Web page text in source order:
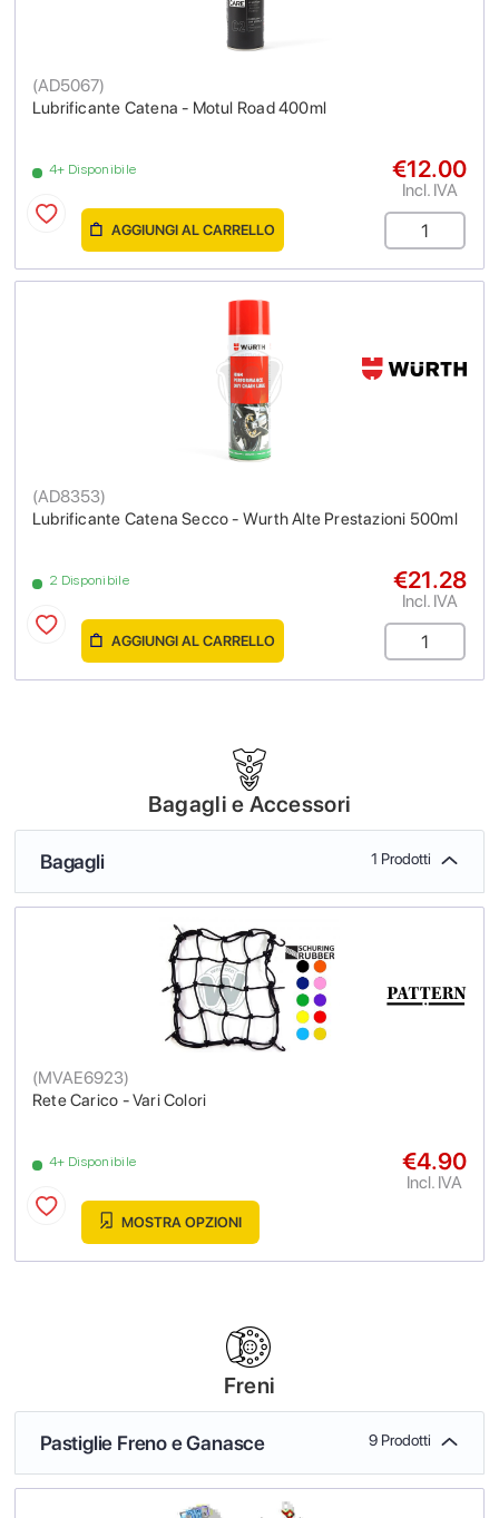
Lubrificante Catena - Motul Road 400ml
(AD5067)
4+ Disponibile €12.00
Incl. IVA
AGGIUNGI AL CARRELLO
Lubrificante Catena Secco - Wurth Alte Prestazioni 500ml
(AD8353)
2 Disponibile €21.28
Incl. IVA
AGGIUNGI AL CARRELLO
Bagagli e Accessori
Bagagli 1 Prodotti
Rete Carico - Vari Colori
(MVAE6923)
4+ Disponibile €4.90
Incl. IVA
MOSTRA OPZIONI
Freni
Pastiglie Freno e Ganasce 9 Prodotti